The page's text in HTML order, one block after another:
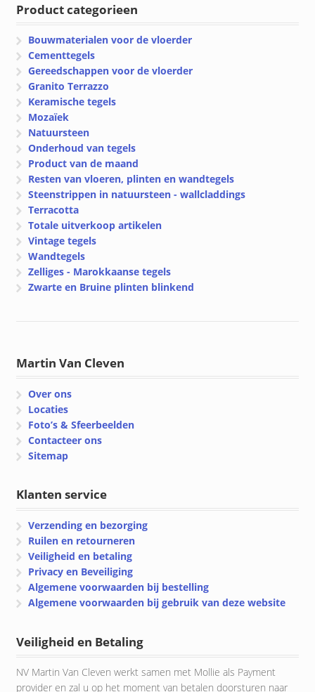
Product categorieen
Bouwmaterialen voor de vloerder
Cementtegels
Gereedschappen voor de vloerder
Granito Terrazzo
Keramische tegels
Mozaïek
Natuursteen
Onderhoud van tegels
Product van de maand
Resten van vloeren, plinten en wandtegels
Steenstrippen in natuursteen - wallcladdings
Terracotta
Totale uitverkoop artikelen
Vintage tegels
Wandtegels
Zelliges - Marokkaanse tegels
Zwarte en Bruine plinten blinkend
Martin Van Cleven
Over ons
Locaties
Foto’s & Sfeerbeelden
Contacteer ons
Sitemap
Klanten service
Verzending en bezorging
Ruilen en retourneren
Veiligheid en betaling
Privacy en Beveiliging
Algemene voorwaarden bij bestelling
Algemene voorwaarden bij gebruik van deze website
Veiligheid en Betaling
NV Martin Van Cleven werkt samen met Mollie als Payment
provider en zal u op het moment van betalen doorsturen naar